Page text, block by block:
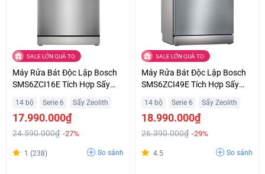
SALE LỚN QUÀ TO
Máy Rửa Bát Độc Lập Bosch
SMS6ZCI16E Tích Hợp Sấy
Góp
14 bộ Serie 6 Sấy Zeolith
17.990.000₫
24.590.000₫ -27%
1 (238) So sánh
SALE LỚN QUÀ TO
Máy Rửa Bát Độc Lập Bosch
SMS6ZCI49E Tích Hợp Sấy
Góp
14 bộ Serie 6 Sấy Zeolith
18.990.000₫
26.390.000₫ -29%
4.5 So sánh